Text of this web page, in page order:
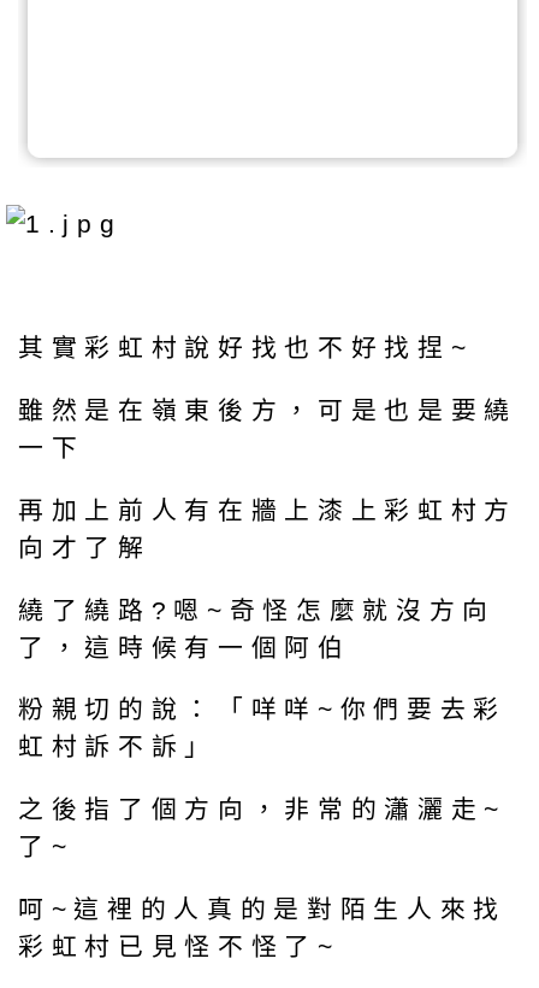
其實彩虹村說好找也不好找捏~
雖然是在嶺東後方，可是也是要繞
一下
再加上前人有在牆上漆上彩虹村方
向才了解
繞了繞路?嗯~奇怪怎麼就沒方向
了，這時候有一個阿伯
粉親切的說：「咩咩~你們要去彩
虹村訴不訴」
之後指了個方向，非常的瀟灑走~
了~
呵~這裡的人真的是對陌生人來找
彩虹村已見怪不怪了~